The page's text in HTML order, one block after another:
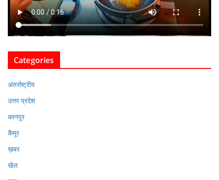
Categories
अंतर्राष्ट्रीय
उत्तर प्रदेश
कानपुर
कैमूर
ख़बर
खेल